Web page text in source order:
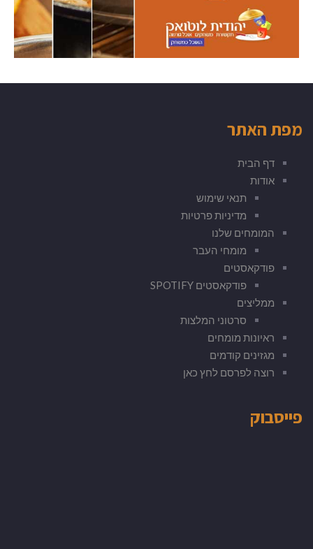
מפת האתר
דף הבית
אודות
תנאי שימוש
מדיניות פרטיות
המומחים שלנו
מומחי העבר
פודקאסטים
פודקאסטים SPOTIFY
ממליצים
סרטוני המלצות
ראיונות מומחים
מגזינים קודמים
רוצה לפרסם לחץ כאן
פייסבוק